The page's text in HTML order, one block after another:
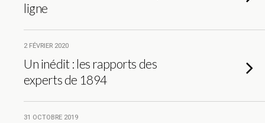
ligne
2 FÉVRIER 2020
Un inédit : les rapports des
experts de 1894
31 OCTOBRE 2019